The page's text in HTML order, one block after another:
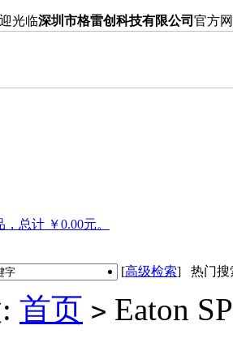
光临深圳市格雷创科技有限公司 官方
总计 ￥0.00元。
[高级检索] 热门搜
首页 > Eaton